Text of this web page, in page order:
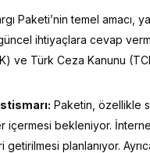
Paketi’nin temel amacı,
ihtiyaçlara cevap
ve Türk Ceza Kanunu
Paketin, özellikle
bekleniyor.
getirilmesi planlanıyor.